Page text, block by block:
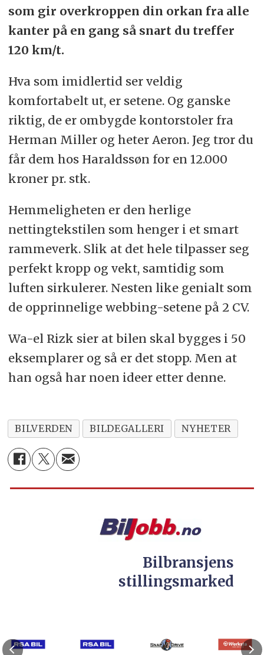
som gir overkroppen din orkan fra alle
kanter på en gang så snart du treffer
120 km/t.
Hva som imidlertid ser veldig
komfortabelt ut, er setene. Og ganske
riktig, de er ombygde kontorstoler fra
Herman Miller og heter Aeron. Jeg tror du
får dem hos Haraldssøn for en 12.000
kroner pr. stk.
Hemmeligheten er den herlige
nettingtekstilen som henger i et smart
rammeverk. Slik at det hele tilpasser seg
perfekt kropp og vekt, samtidig som
luften sirkulerer. Nesten like genialt som
de opprinnelige webbing-setene på 2 CV.
Wa-el Rizk sier at bilen skal bygges i 50
eksemplarer og så er det stopp. Men at
han også har noen ideer etter denne.
BILVERDEN BILDEGALLERI NYHETER
Bilbransjens
stillingsmarked